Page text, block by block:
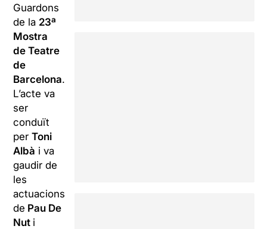
Guardons
de la 23ª
Mostra
de Teatre
de
Barcelona.
L’acte va
ser
conduït
perToni
Albà i va
gaudir de
les
actuacions
de Pau De
Nut i